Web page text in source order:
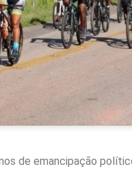
de emancipação